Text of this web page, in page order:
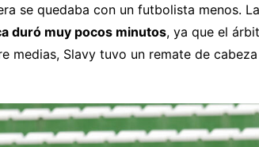
se quedaba con un futbolista menos.
duró muy pocos minutos, ya que el
medias, Slavy tuvo un remate de